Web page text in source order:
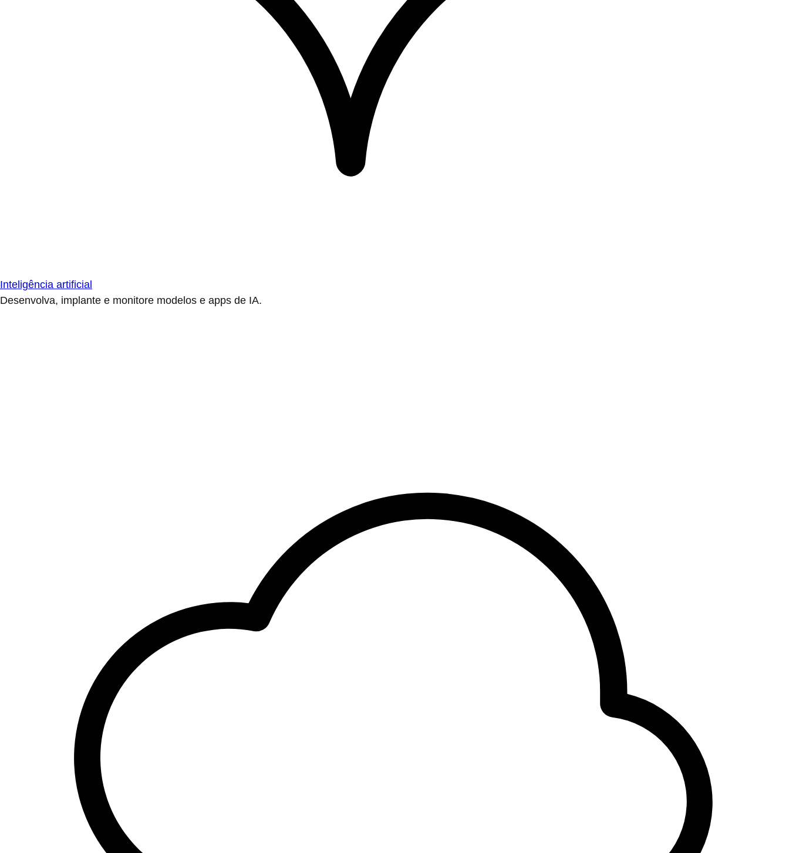
Inteligência artificial
Desenvolva, implante e monitore modelos e apps de IA.